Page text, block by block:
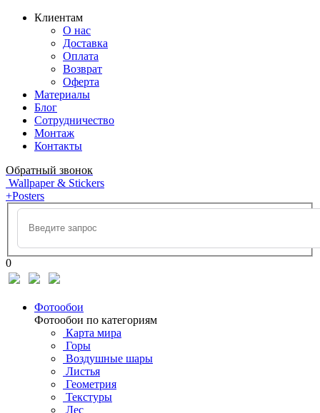
Клиентам
О нас
Доставка
Оплата
Возврат
Оферта
Материалы
Блог
Сотрудничество
Монтаж
Контакты
Обратный звонок
Wallpaper & Stickers
+Posters
0
Фотообои
Фотообои по категориям
Карта мира
Горы
Воздушные шары
Листья
Геометрия
Текстуры
Лес